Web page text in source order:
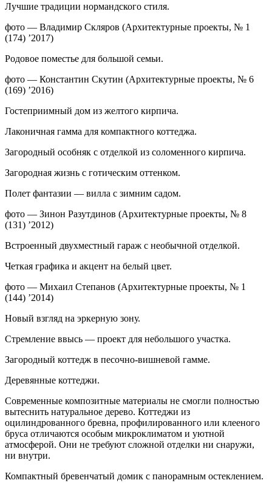
Лучшие традиции нормандского стиля.
фото — Владимир Скляров (Архитектурные проекты, № 1
(174) ’2017)
Родовое поместье для большой семьи.
фото — Константин Скутин (Архитектурные проекты, № 6
(169) ’2016)
Гостеприимный дом из желтого кирпича.
Лаконичная гамма для компактного коттеджа.
Загородный особняк с отделкой из соломенного кирпича.
Загородная жизнь с готическим оттенком.
Полет фантазии — вилла с зимним садом.
фото — Зинон Разутдинов (Архитектурные проекты, № 8
(131) ’2012)
Встроенный двухместный гараж с необычной отделкой.
Четкая графика и акцент на белый цвет.
фото — Михаил Степанов (Архитектурные проекты, № 1
(144) ’2014)
Новый взгляд на эркерную зону.
Стремление ввысь — проект для небольшого участка.
Загородный коттедж в песочно-вишневой гамме.
Деревянные коттеджи.
Современные композитные материалы не смогли полностью
вытеснить натуральное дерево. Коттеджи из
оцилиндрованного бревна, профилированного или клееного
бруса отличаются особым микроклиматом и уютной
атмосферой. Они не требуют сложной отделки ни снаружи,
ни внутри.
Компактный бревенчатый домик с панорамным остеклением.